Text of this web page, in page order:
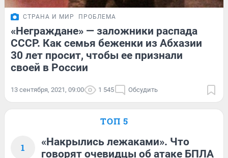
СТРАНА И МИР ПРОБЛЕМА
«Неграждане» — заложники распада
СССР. Как семья беженки из Абхазии
30 лет просит, чтобы ее признали
своей в России
13 сентября, 2021, 09:00 1 545 Обсудить
ТОП 5
1
«Накрылись лежаками». Что
говорят очевидцы об атаке БПЛА